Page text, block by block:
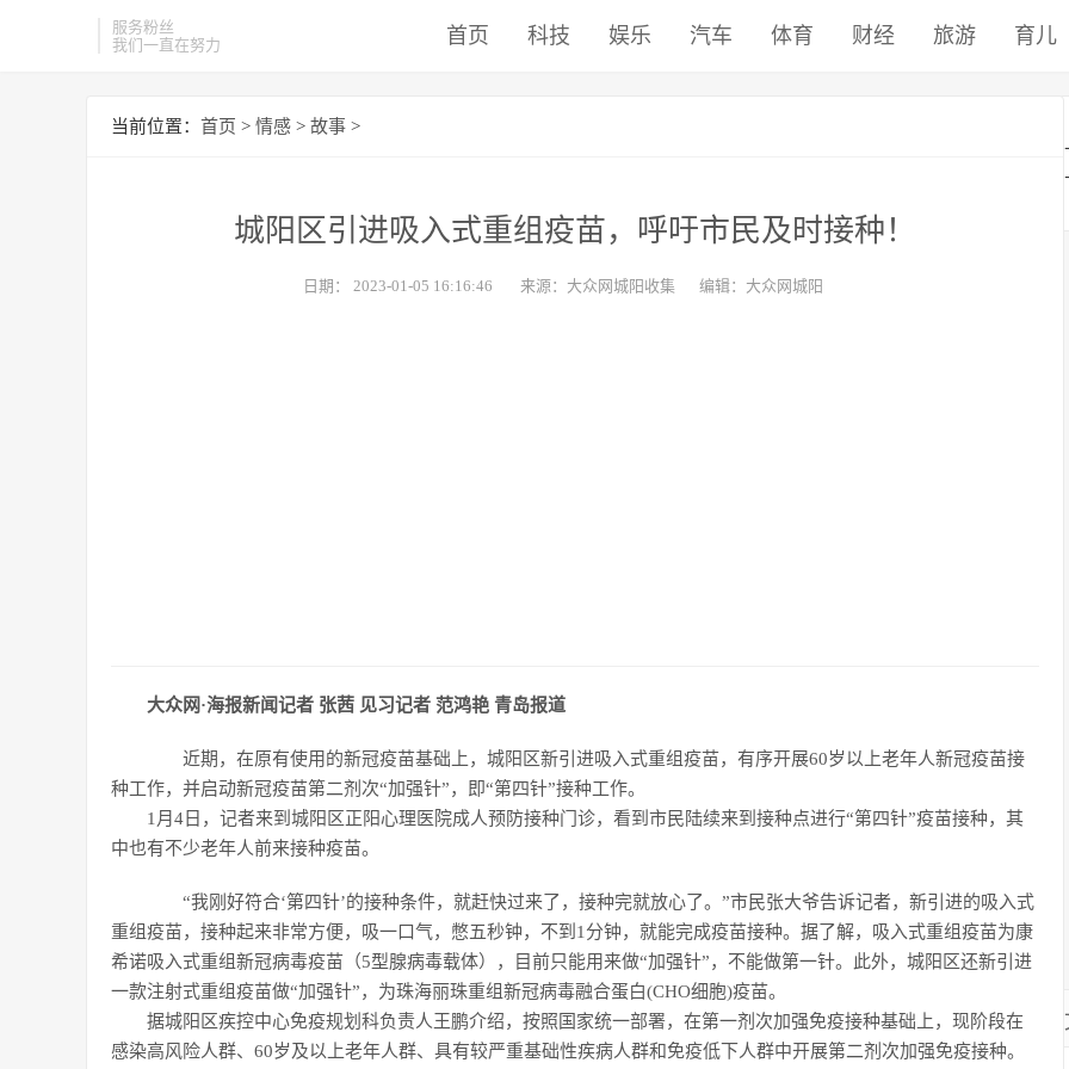
服务粉丝
我们一直在努力
首页 科技 娱乐 汽车 体育 财经 旅游 育儿
当前位置： 首页 > 情感 > 故事 >
城阳区引进吸入式重组疫苗，呼吁市民及时接种！
日期： 2023-01-05 16:16:46 来源：大众网城阳收集 编辑：大众网城阳
大众网·海报新闻记者 张茜 见习记者 范鸿艳 青岛报道
近期，在原有使用的新冠疫苗基础上，城阳区新引进吸入式重组疫苗，有序开展60岁以上老年人新冠疫苗接
种工作，并启动新冠疫苗第二剂次“加强针”，即“第四针”接种工作。
1月4日，记者来到城阳区正阳心理医院成人预防接种门诊，看到市民陆续来到接种点进行“第四针”疫苗接种，其
中也有不少老年人前来接种疫苗。
“我刚好符合‘第四针’的接种条件，就赶快过来了，接种完就放心了。”市民张大爷告诉记者，新引进的吸入式
重组疫苗，接种起来非常方便，吸一口气，憋五秒钟，不到1分钟，就能完成疫苗接种。据了解，吸入式重组疫苗为康
希诺吸入式重组新冠病毒疫苗（5型腺病毒载体），目前只能用来做“加强针”，不能做第一针。此外，城阳区还新引进
一款注射式重组疫苗做“加强针”，为珠海丽珠重组新冠病毒融合蛋白(CHO细胞)疫苗。
据城阳区疾控中心免疫规划科负责人王鹏介绍，按照国家统一部署，在第一剂次加强免疫接种基础上，现阶段在
感染高风险人群、60岁及以上老年人群、具有较严重基础性疾病人群和免疫低下人群中开展第二剂次加强免疫接种。